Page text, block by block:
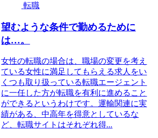
転職
望むような条件で勤めるために
は…。
女性の転職の場合は、職場の変更を考え
ている女性に満足してもらえる求人をい
くつも取り扱っている転職エージェント
に一任した方が転職を有利に進めること
ができるというわけです。運輸関連に実
績がある、中高年を得意としているな
ど、転職サイトはそれぞれ得...